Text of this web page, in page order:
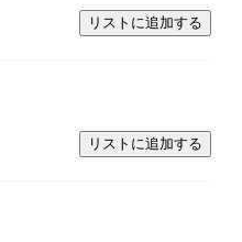
リストに追加する
リストに追加する